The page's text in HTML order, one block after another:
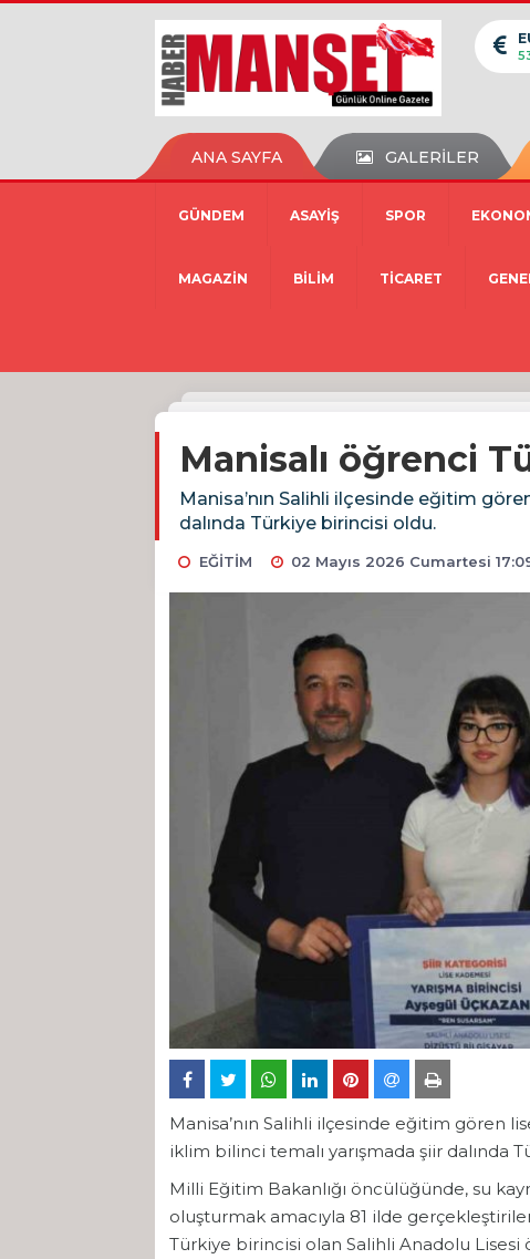
ANA SAYFA GALERİLER
GÜNDEM ASAYİŞ SPOR
MAGAZİN BİLİM TİCARET
Manisalı öğrenci
Manisa’nın Salihli ilçesinde eğitim
dalında Türkiye birincisi oldu.
EĞİTİM 02 Mayıs 2026 Cumartesi
Manisa’nın Salihli ilçesinde eğitim gören
iklim bilinci temalı yarışmada şiir dalında
Milli Eğitim Bakanlığı öncülüğünde, su
oluşturmak amacıyla 81 ilde
Türkiye birincisi olan Salihli Anadolu Lisesi